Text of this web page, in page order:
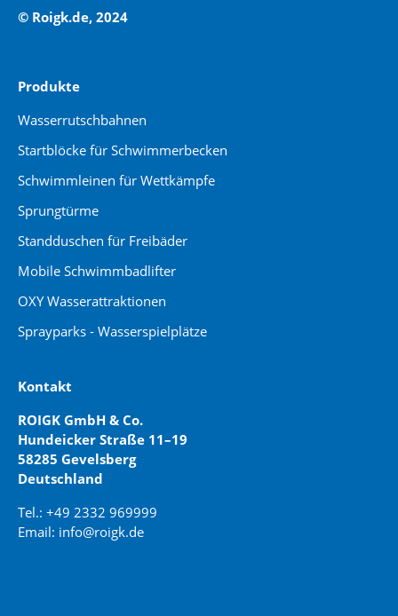
© Roigk.de, 2024
Produkte
Wasserrutschbahnen
Startblöcke für Schwimmerbecken
Schwimmleinen für Wettkämpfe
Sprungtürme
Standduschen für Freibäder
Mobile Schwimmbadlifter
OXY Wasserattraktionen
Sprayparks - Wasserspielplätze
Kontakt
ROIGK GmbH & Co.
Hundeicker Straße 11–19
58285 Gevelsberg
Deutschland
Tel.: +49 2332 969999
Email: info@roigk.de